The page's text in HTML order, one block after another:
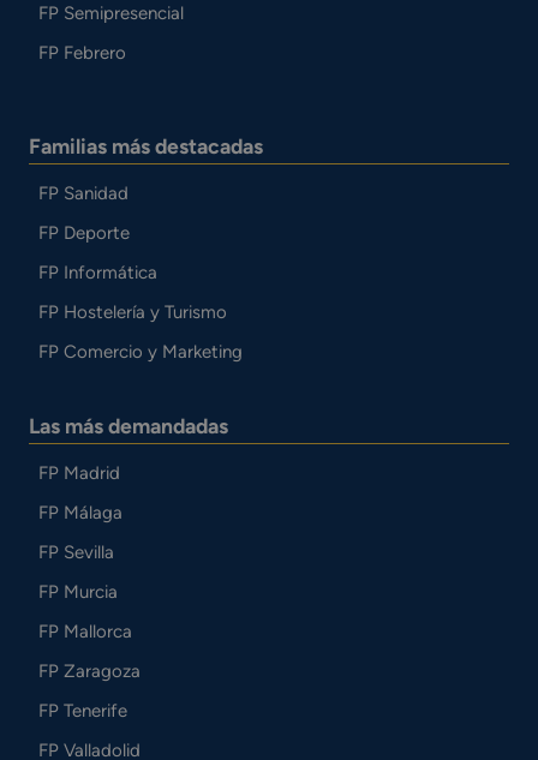
FP Semipresencial
FP Febrero
Familias más destacadas
FP Sanidad
FP Deporte
FP Informática
FP Hostelería y Turismo
FP Comercio y Marketing
Las más demandadas
FP Madrid
FP Málaga
FP Sevilla
FP Murcia
FP Mallorca
FP Zaragoza
FP Tenerife
FP Valladolid